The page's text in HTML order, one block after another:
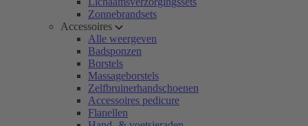
Zonnebrandsets
Accessoires
Alle weergeven
Badsponzen
Borstels
Massageborstels
Zelfbruinerhandschoenen
Accessoires pedicure
Flanellen